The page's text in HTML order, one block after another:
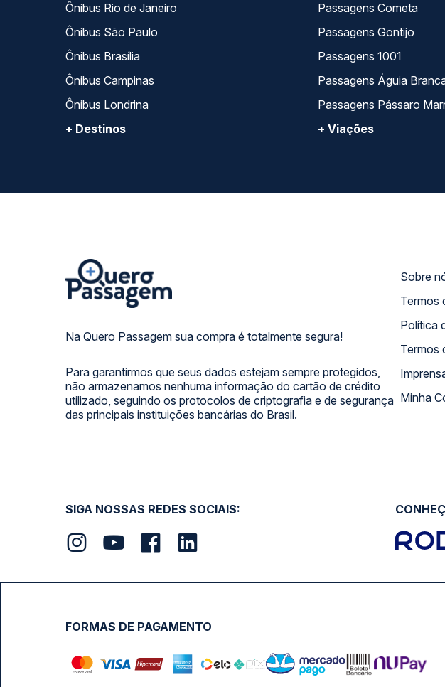
Ônibus Rio de Janeiro
Ônibus São Paulo
Ônibus Brasília
Ônibus Campinas
Ônibus Londrina
+ Destinos
Passagens Cometa
Passagens Gontijo
Passagens 1001
Passagens Águia
Passagens Pássaro
+ Viações
Na Quero Passagem sua compra é totalmente segura!
Para garantirmos que seus dados estejam sempre protegidos,
não armazenamos nenhuma informação do cartão de crédito
utilizado, seguindo os protocolos de criptografia e de segurança
das principais instituições bancárias do Brasil.
Sobre
SIGA NOSSAS REDES SOCIAIS:
FORMAS DE PAGAMENTO